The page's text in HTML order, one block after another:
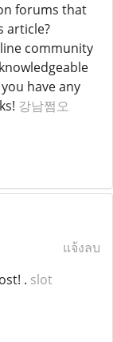
forums that
article?
community
have any
강남쩜오
แจ้งลบ
. slot